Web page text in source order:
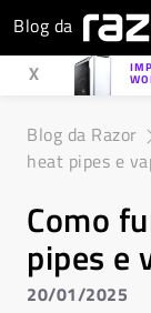
Blog da
X
Blog da Razor
heat pipes e
Como
pipes e
20/01/2025